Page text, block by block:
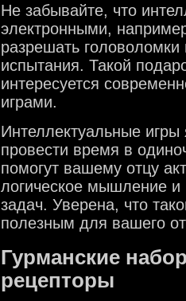
Не забывайте, что
электронными,
разрешать головоломки
испытания. Такой
интересуется
играми.
Интеллектуальные
провести время в
помогут вашему отцу
логическое мышление
задач. Уверена, что
полезным для вашего
Гурманские
рецепторы